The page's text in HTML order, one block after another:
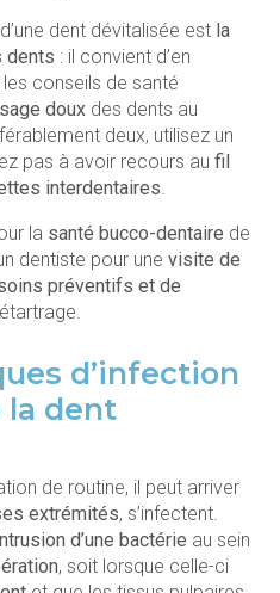
dent dévitalisée est la
dents : il convient d’en
conseils de santé
doux des dents au
deux, utilisez un
pas à avoir recours au fil
interdentaires.
la santé bucco-dentaire de
dentiste pour une visite de
préventifs et de
d’infection
la dent
de routine, il peut arriver
extrémités, s’infectent.
d’une bactérie au sein
, soit lorsque celle-ci